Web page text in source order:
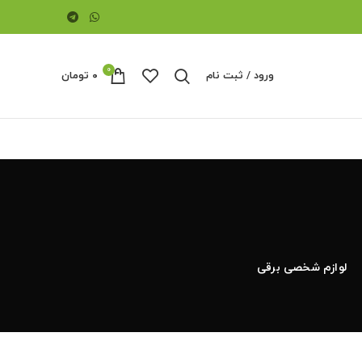
ورود / ثبت نام 0 ۰ تومان
لوازم شخصی برقی